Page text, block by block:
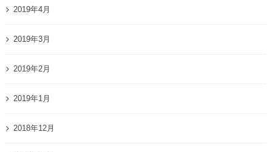
2019年4月
2019年3月
2019年2月
2019年1月
2018年12月